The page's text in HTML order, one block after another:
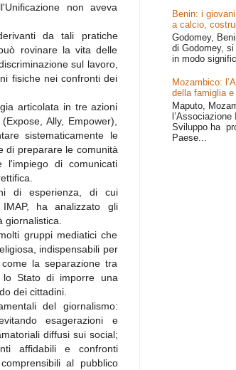
non aveva
da tali pratiche
rovinare la vita delle
sul lavoro,
fisiche nei confronti dei
articolata in tre azioni
Ally, Empower),
sistematicamente le
di preparare le comunità
l'impiego di comunicati
di esperienza, di cui
ha analizzato gli
giornalistica.
gruppi mediatici che
indispensabili per
la separazione tra
Stato di imporre una
dei cittadini.
del giornalismo:
esagerazioni e
diffusi sui social;
affidabili e confronti
al pubblico
Benin: i
a calcio,
Godomey,
di Godomey,
in modo
Mozambico:
della famiglia
Maputo,
Sviluppo ha
Paese...